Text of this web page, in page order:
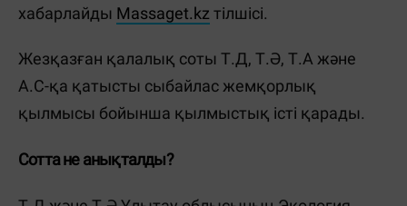
хабарлайды Massaget.kzтілшісі.
Жезқазған қалалық соты Т.Д, Т.Ә, Т.А және
А.С-қа қатысты сыбайлас жемқорлық
қылмысы бойынша қылмыстық істі қарады.
Сотта не анықталды?